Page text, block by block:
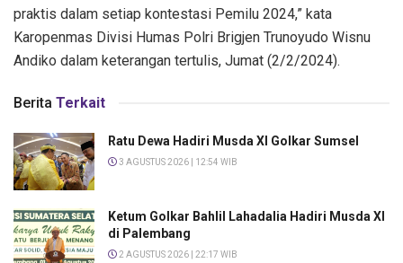
praktis dalam setiap kontestasi Pemilu 2024,” kata
Karopenmas Divisi Humas Polri Brigjen Trunoyudo Wisnu
Andiko dalam keterangan tertulis, Jumat (2/2/2024).
Berita Terkait
Ratu Dewa Hadiri Musda XI Golkar Sumsel
3 AGUSTUS 2026 | 12:54 WIB
Ketum Golkar Bahlil Lahadalia Hadiri Musda XI
di Palembang
2 AGUSTUS 2026 | 22:17 WIB